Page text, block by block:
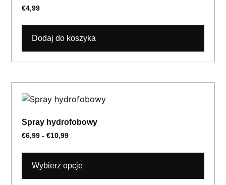
€4,99
Dodaj do koszyka
Spray hydrofobowy
€6,99 - €10,99
Wybierz opcje